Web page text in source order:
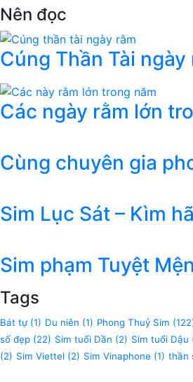
Nên đọc
Cúng Thần Tài
Các ngày rằm lớn
Cùng chuyên gia
Sim Lục Sát – Kìm
Sim phạm Tuyệt
Tags
Bát tự(1) Du niên (1) Phong Thuỷ Sim
số đẹp (22) Sim tuổi Dần (2) Sim tuổi Dậu
(2) Sim Viettel (2) Sim Vinaphone (1) thần